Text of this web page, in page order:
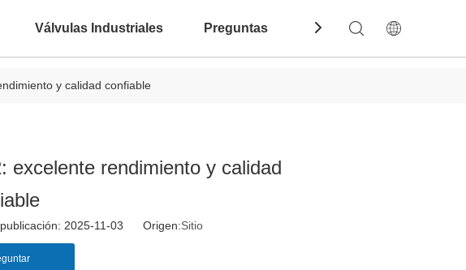
Válvulas Industriales Preguntas Frecuentes Contáctenos
y calidad confiable
excelente rendimiento y calidad
2025-11-03 Origen:Sitio